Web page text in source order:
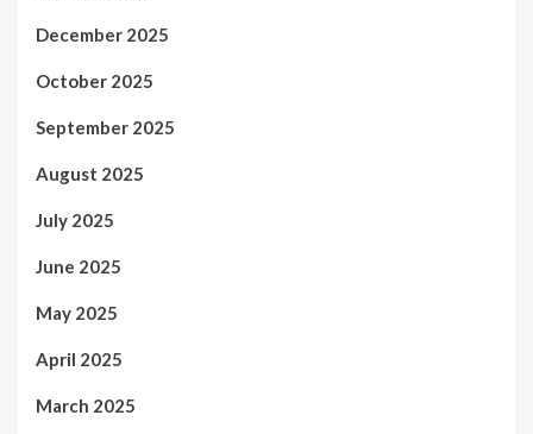
December 2025
October 2025
September 2025
August 2025
July 2025
June 2025
May 2025
April 2025
March 2025